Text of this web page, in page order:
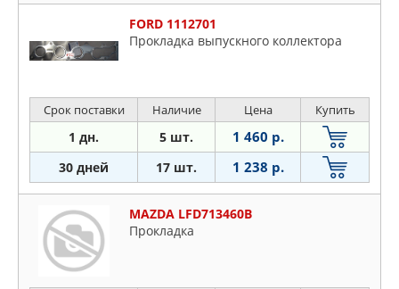
FORD 1112701
Пpoклaдкa выпycкнoгo кoллeктopa
Срок поставки Наличие Цена Купить
1 дн. 5 шт. 1 460 р.
30 дней 17 шт. 1 238 р.
MAZDA LFD713460B
Прокладка